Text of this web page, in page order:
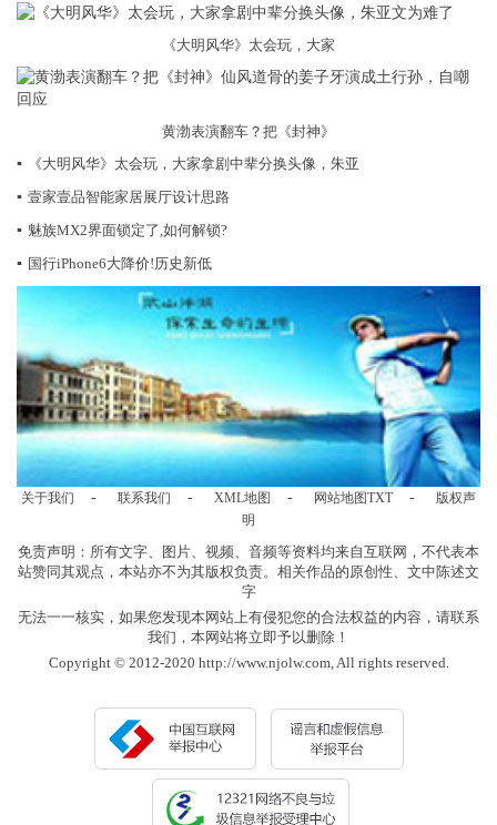
《大明风华》太会玩，大家
黄渤表演翻车？把《封神》
▪
《大明风华》太会玩，大家拿剧中辈分换头像，朱亚
▪ ​壹家壹品智能家居展厅设计思路
▪ 魅族MX2界面锁定了,如何解锁?
▪ 国行iPhone6大降价!历史新低
关于我们 - 联系我们 - XML地图 - 网站地图TXT -
版权声
明
免责声明：所有文字、图片、视频、音频等资料均来自互联网，不代表本
站赞同其观点，本站亦不为其版权负责。相关作品的原创性、文中陈述文
字
无法一一核实，如果您发现本网站上有侵犯您的合法权益的内容，请联系
我们，本网站将立即予以删除！
Copyright © 2012-2020 http://www.njolw.com, All rights reserved.